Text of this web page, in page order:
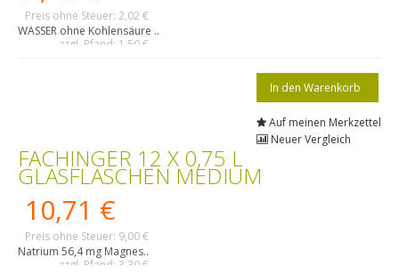
Preis ohne Steuer: 2,02 €
zzgl. Pfand: 1,50 €
WASSER ohne Kohlensäure ..
Auf meinen Merkzettel
Neuer Vergleich
FACHINGER 12 X 0,75 L
GLASFLASCHEN MEDIUM
10,71 €
Preis ohne Steuer: 9,00 €
zzgl. Pfand: 3,30 €
Natrium 56,4 mg Magnes..